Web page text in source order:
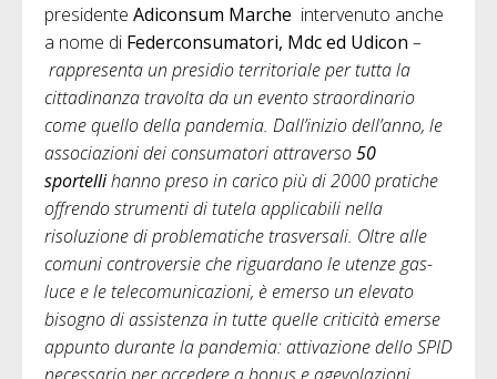
presidente Adiconsum Marche intervenuto anche
a nome di Federconsumatori, Mdc ed Udicon –
rappresenta un presidio territoriale per tutta la
cittadinanza travolta da un evento straordinario
come quello della pandemia. Dall’inizio dell’anno, le
associazioni dei consumatori attraverso50
sportellihanno preso in carico più di 2000 pratiche
offrendo strumenti di tutela applicabili nella
risoluzione di problematiche trasversali. Oltre alle
comuni controversie che riguardano le utenze gas-
luce e le telecomunicazioni, è emerso un elevato
bisogno di assistenza in tutte quelle criticità emerse
appunto durante la pandemia: attivazione dello SPID